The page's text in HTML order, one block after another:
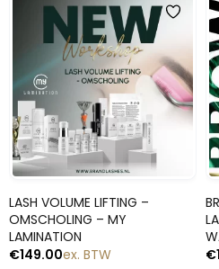
LASH VOLUME LIFTING –
OMSCHOLING – MY
LAMINATION
€149.00ex. BTW
€